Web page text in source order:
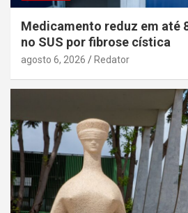
Medicamento reduz em até
no SUS por fibrose cística
agosto 6, 2026 Redator